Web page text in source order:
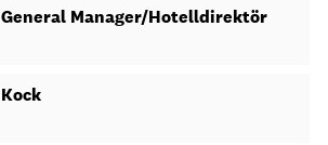
General Manager/Hotelldirektör
Kock